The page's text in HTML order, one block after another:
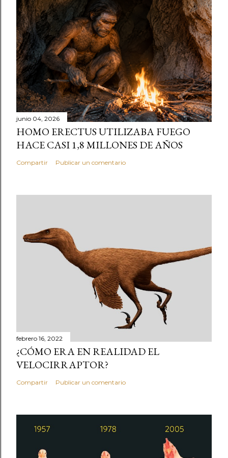
junio 04, 2026
HOMO ERECTUS UTILIZABA FUEGO
HACE CASI 1,8 MILLONES DE AÑOS
Compartir Publicar un comentario
febrero 16, 2022
¿CÓMO ERA EN REALIDAD EL
VELOCIRRAPTOR?
Compartir Publicar un comentario